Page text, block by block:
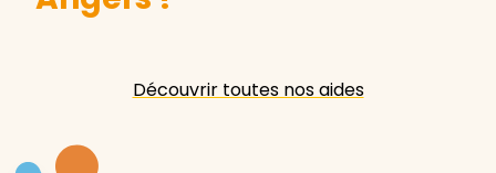
Découvrir toutes nos aides